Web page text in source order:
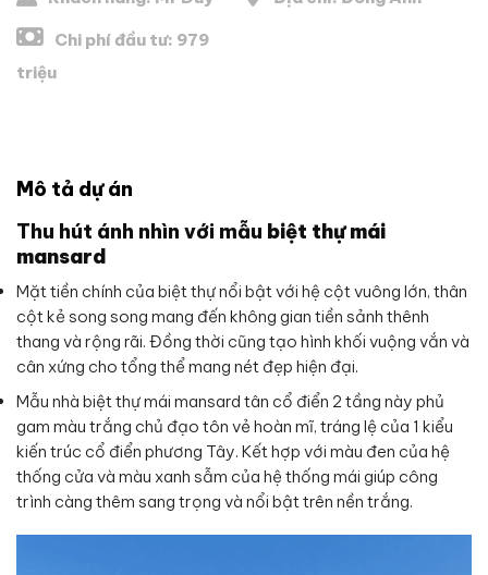
Chi phí đầu tư: 979
triệu
Mô tả dự án
Thu hút ánh nhìn với mẫu biệt thự mái
mansard
Mặt tiền chính của biệt thự nổi bật với hệ cột vuông lớn, thân
cột kẻ song song mang đến không gian tiền sảnh thênh
thang và rộng rãi. Đồng thời cũng tạo hình khối vuộng vắn và
cân xứng cho tổng thể mang nét đẹp hiện đại.
Mẫu nhà biệt thự mái mansard tân cổ điển 2 tầng này phủ
gam màu trắng chủ đạo tôn vẻ hoàn mĩ, tráng lệ của 1 kiểu
kiến trúc cổ điển phương Tây. Kết hợp với màu đen của hệ
thống cửa và màu xanh sẫm của hệ thống mái giúp công
trình càng thêm sang trọng và nổi bật trên nền trắng.